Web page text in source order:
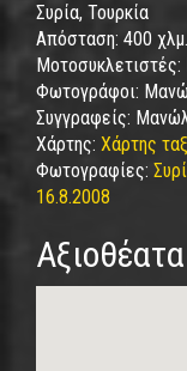
Συρία, Τουρκία
Απόσταση: 400 χλμ.
Μοτοσυκλετιστές:
Φωτογράφοι:
Συγγραφείς:
Χάρτης: Χάρτης
Φωτογραφίες:
16.8.2008
Αξιοθέατα